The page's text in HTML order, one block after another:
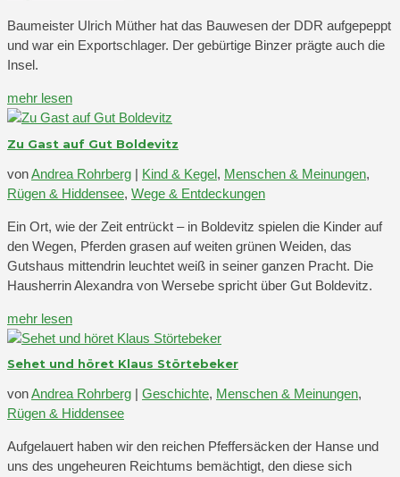
Baumeister Ulrich Müther hat das Bauwesen der DDR aufgepeppt
und war ein Exportschlager. Der gebürtige Binzer prägte auch die
Insel.
mehr lesen
Zu Gast auf Gut Boldevitz
vonAndrea Rohrberg | Kind & Kegel, Menschen & Meinungen,
Rügen & Hiddensee, Wege & Entdeckungen
Ein Ort, wie der Zeit entrückt – in Boldevitz spielen die Kinder auf
den Wegen, Pferden grasen auf weiten grünen Weiden, das
Gutshaus mittendrin leuchtet weiß in seiner ganzen Pracht. Die
Hausherrin Alexandra von Wersebe spricht über Gut Boldevitz.
mehr lesen
Sehet und höret Klaus Störtebeker
vonAndrea Rohrberg | Geschichte, Menschen & Meinungen,
Rügen & Hiddensee
Aufgelauert haben wir den reichen Pfeffersäcken der Hanse und
uns des ungeheuren Reichtums bemächtigt, den diese sich